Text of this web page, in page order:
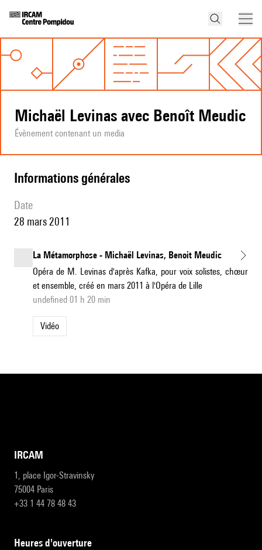
Michaël Levinas avec Benoît Meudic
Évènement contenant un media
informations générales
date
28 mars 2011
La Métamorphose - Michaël Levinas, Benoit Meudic
Opéra de M. Levinas d'après Kafka, pour voix solistes, chœur
et ensemble, créé en mars 2011 à l'Opéra de Lille
undefined 01 h 20 min
Vidéo
IRCAM
1, place Igor-Stravinsky
75004 Paris
+33 1 44 78 48 43
heures d'ouverture